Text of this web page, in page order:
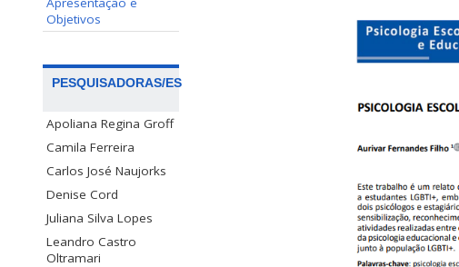
Objetivos
PESQUISADORAS/ES
Apoliana Regina Groff
Camila Ferreira
Carlos José Naujorks
Denise Cord
Juliana Silva Lopes
Leandro Castro
Oltramari